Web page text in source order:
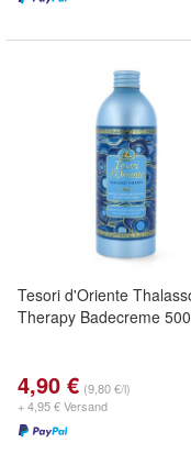
Tesori d'Oriente
Therapy Badecreme
4,90 € (9,80 €/l)
+ 4,95 € Versand